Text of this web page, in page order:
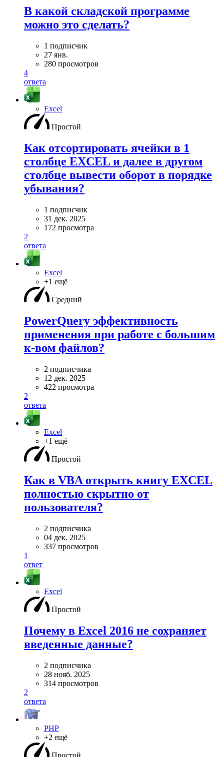
В какой складской программе
можно это сделать?
1 подписчик
27 янв.
280 просмотров
4
ответа
Excel
Простой
Как отсортировать ячейки в 1
столбце EXCEL и далее в другом
столбце вывести оборот в порядке
убывания?
1 подписчик
31 дек. 2025
172 просмотра
2
ответа
Excel
+1 ещё
Средний
PowerQuery эффективность
применения при работе с большим
к-вом файлов?
2 подписчика
12 дек. 2025
422 просмотра
2
ответа
Excel
+1 ещё
Простой
Как в VBA открыть книгу EXCEL
полностью скрытно от
пользователя?
2 подписчика
04 дек. 2025
337 просмотров
1
ответ
Excel
Простой
Почему в Excel 2016 не сохраняет
введенные данные?
2 подписчика
28 нояб. 2025
314 просмотров
2
ответа
PHP
+2 ещё
Простой